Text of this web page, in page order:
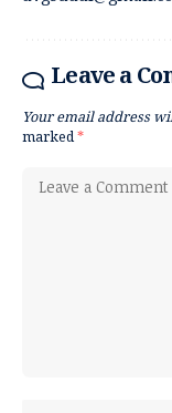
Leave a
Your email address
marked*